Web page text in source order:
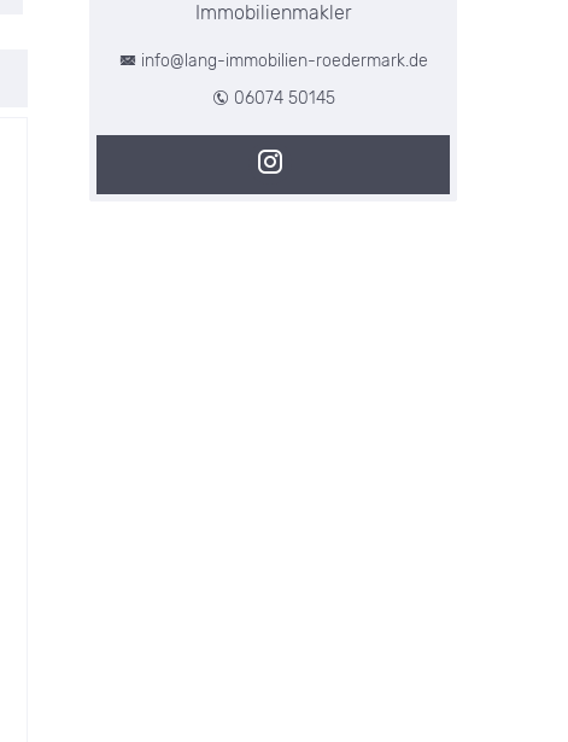
Immobilienmakler
info@lang-immobilien-roedermark.de
06074 50145